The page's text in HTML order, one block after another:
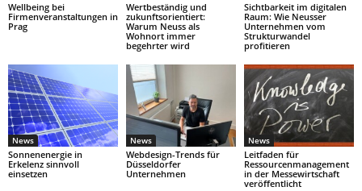
Wellbeing bei
Firmenveranstaltungen in
Prag
Wertbeständig und
zukunftsorientiert:
Warum Neuss als
Wohnort immer
begehrter wird
Sichtbarkeit im digitalen
Raum: Wie Neusser
Unternehmen vom
Strukturwandel
profitieren
News
Sonnenenergie in
Erkelenz sinnvoll
einsetzen
News
Webdesign-Trends für
Düsseldorfer
Unternehmen
News
Leitfaden für
Ressourcenmanagement
in der Messewirtschaft
veröffentlicht